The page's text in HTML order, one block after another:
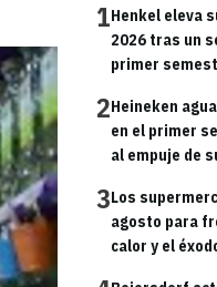
1Henkel eleva
2026 tras un
primer
2Heineken
en el primer
al empuje de
3Los
agosto para
calor y el